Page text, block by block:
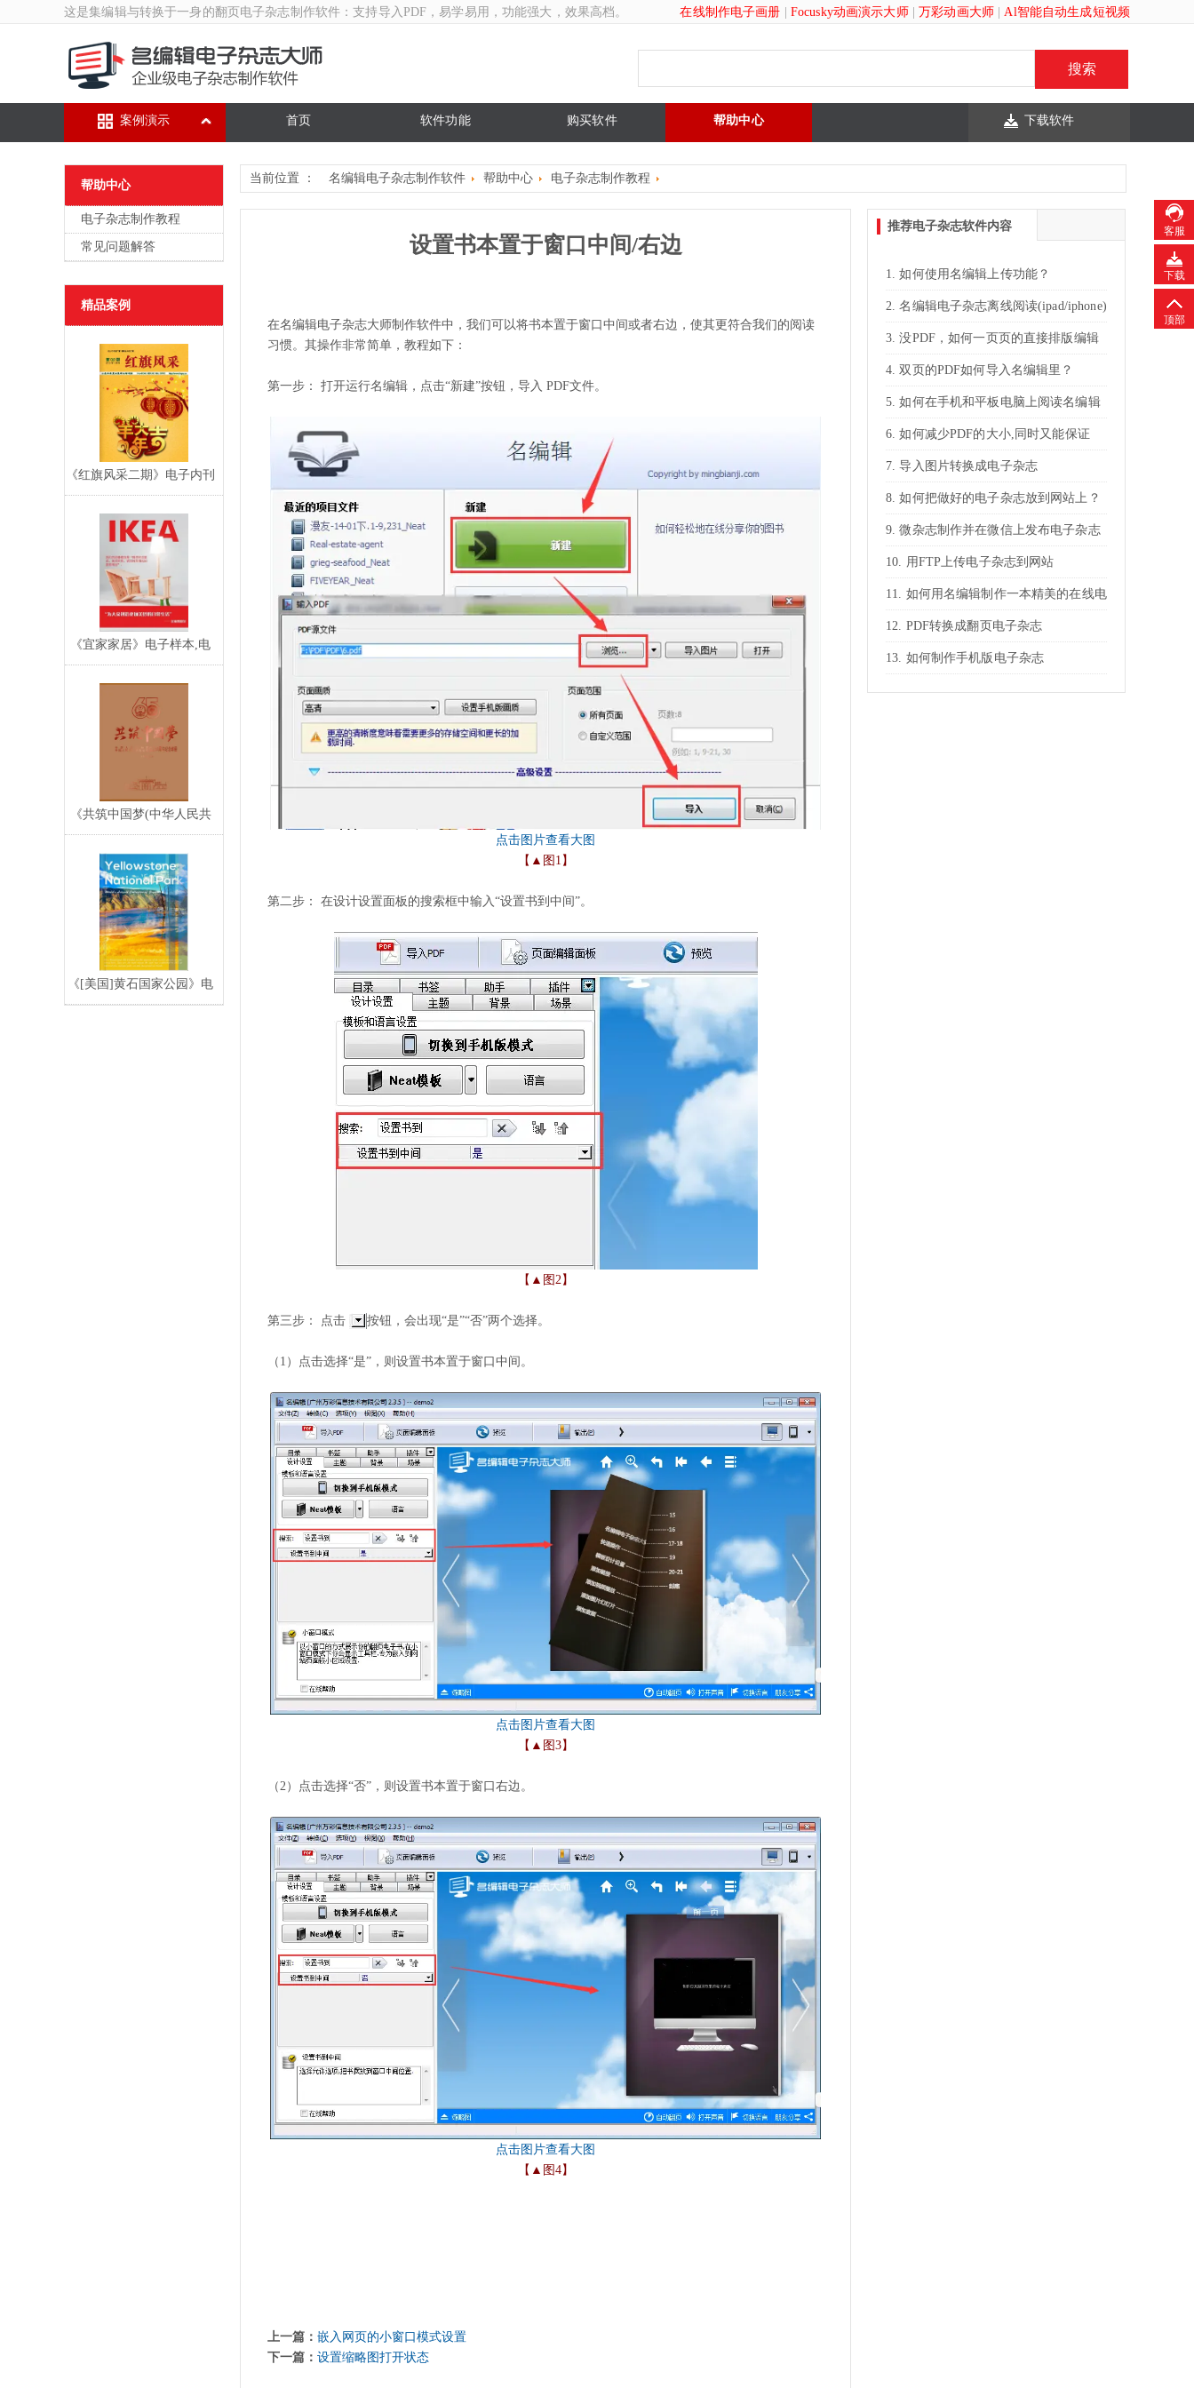
这是集编辑与转换于一身的翻页 电子杂志制作软件 ：支持导入PDF，易学易用，功能强大，效果高档。 在线制作电子画册 Focusky动画演示大师 |万彩动画大师 |Al智能自动生成短视频
首页
案例演示 软件功能 购买软件 帮助中心 下载软件
帮助中心
电子杂志制作教程
常见问题解答
精品案例
《红旗风采二期》电子内刊
《宜家家居》电子样本,电
《共筑中国梦(中华人民共
《[美国]黄石国家公园》电
当前位置 ： 名编辑电子杂志制作软件 帮助中心 电子杂志制作教程
设置书本置于窗口中间/右边
在名编辑电子杂志大师制作软件中，我们可以将书本置于窗口中间或者右边，使其更符合我们的阅读
习惯。其操作非常简单，教程如下：
第一步： 打开运行名编辑，点击“新建”按钮，导入 PDF文件。
【▲图1】
第二步： 在设计设置面板的搜索框中输入“设置书到中间”。
【▲图2】
第三步： 点击 按钮，会出现“是”“否”两个选择。
（1）点击选择“是”，则设置书本置于窗口中间。
【▲图3】
（2）点击选择“否”，则设置书本置于窗口右边。
【▲图4】
上一篇： 嵌入网页的小窗口模式设置
下一篇： 设置缩略图打开状态
推荐电子杂志软件内容
如何使用名编辑上传功能？
名编辑电子杂志离线阅读(ipad/iphone)
没PDF，如何一页页的直接排版编辑
名编辑电子杂志？
双页的PDF如何导入名编辑里？
如何在手机和平板电脑上阅读名编辑
电子杂志
如何减少PDF的大小,同时又能保证
PDF放大的清晰度
导入图片转换成电子杂志
如何把做好的电子杂志放到网站上？
微杂志制作并在微信上发布电子杂志
用FTP上传电子杂志到网站
如何用名编辑制作一本精美的在线电
子杂志？
PDF转换成翻页电子杂志
如何制作手机版电子杂志
客服
下载
顶部